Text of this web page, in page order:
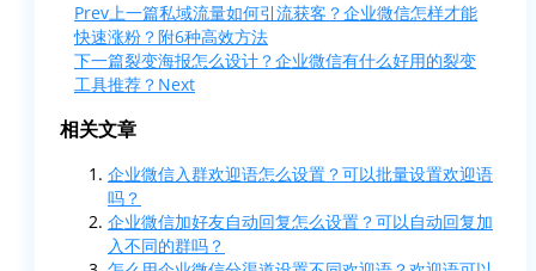
Prev上一篇私域流量如何引流获客？企业微信怎样才能
快速涨粉？附6种高效方法
下一篇裂变海报怎么设计？企业微信有什么好用的裂变
工具推荐？ Next
相关文章
企业微信入群欢迎语怎么设置？可以批量设置欢迎语
吗？
企业微信加好友自动回复怎么设置？可以自动回复加
入不同的群吗？